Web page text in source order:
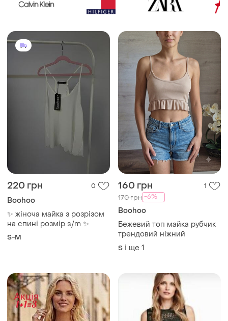
220 грн 0
Boohoo
✨ жіноча майка з розрізом
на спині розмір s/m ✨
S-M
160 грн 1
170 грн -6%
Boohoo
Бежевий топ майка рубчик
трендовий ніжний
S і ще 1